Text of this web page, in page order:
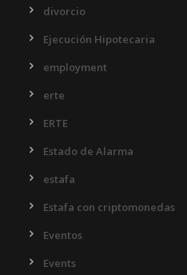
divorcio
Ejecución Hipotecaria
employment
erte
ERTE
Estado de Alarma
estafa
Estafa con criptomonedas
Eventos
Events